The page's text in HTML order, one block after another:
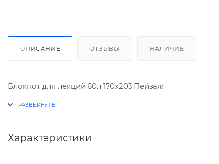
ОПИСАНИЕ ОТЗЫВЫ НАЛИЧИЕ
Блокнот для лекций 60л 170х203 Пейзаж
Характеристики